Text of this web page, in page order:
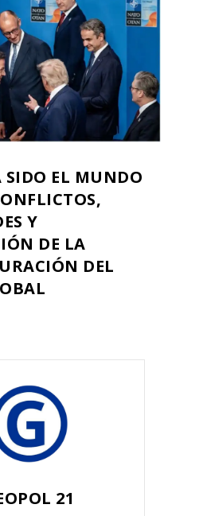
SIDO EL MUNDO
Y
DE LA
DEL
21